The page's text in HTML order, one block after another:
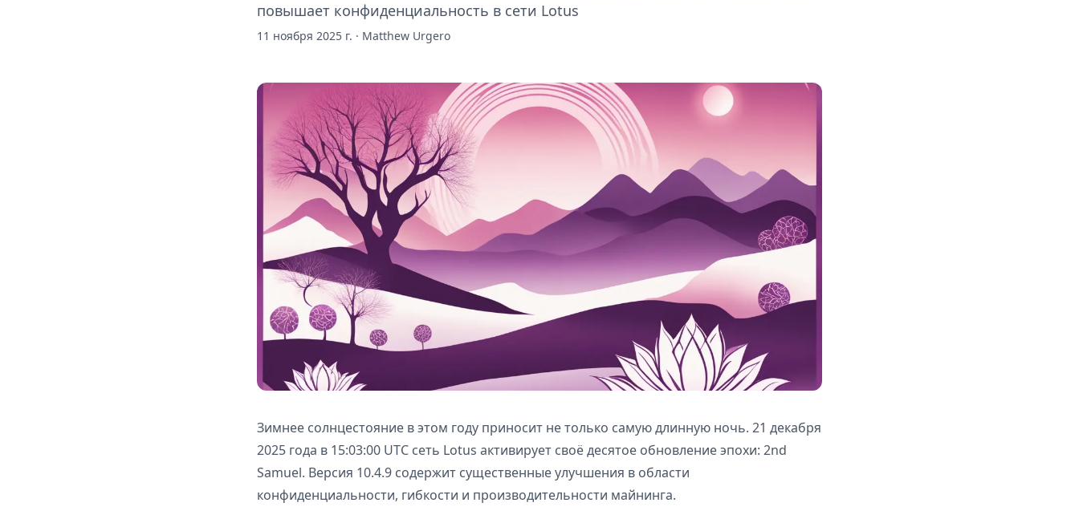
повышает конфиденциальность в сети Lotus
11 ноября 2025 г. · Matthew Urgero
Зимнее солнцестояние в этом году приносит не только самую длинную ночь. 21 декабря
2025 года в 15:03:00 UTC сеть Lotus активирует своё десятое обновление эпохи: 2nd
Samuel. Версия 10.4.9 содержит существенные улучшения в области
конфиденциальности, гибкости и производительности майнинга.